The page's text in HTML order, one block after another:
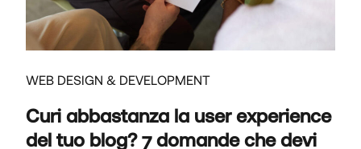
WEB DESIGN & DEVELOPMENT
Curi abbastanza la user experience
del tuo blog? 7 domande che devi